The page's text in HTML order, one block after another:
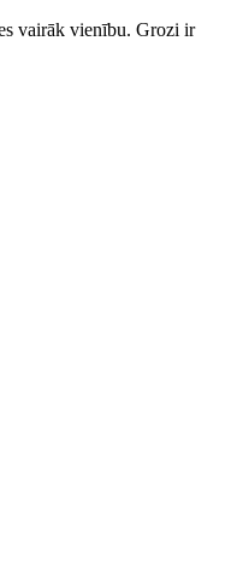
vairāk vienību. Grozi ir